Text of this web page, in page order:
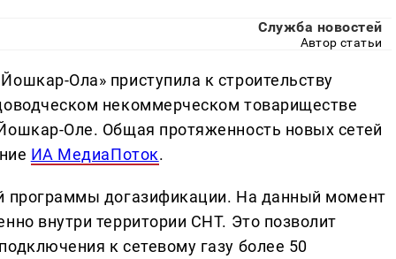
Служба новостей
Автор статьи
Ола» приступила к строительству
некоммерческом товариществе
Оле. Общая протяженность новых сетей
ИА МедиаПоток.
программы догазификации. На данный момент
внутри территории СНТ. Это позволит
к сетевому газу более 50